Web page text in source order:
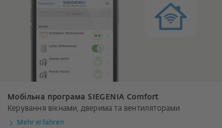
Мобільна програма SIEGENIA Comfort
Керування вікнами, дверима та вентиляторами
Mehr erfahren